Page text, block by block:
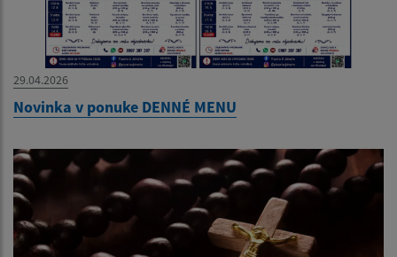
29.04.2026
Novinka v ponuke DENNÉ MENU